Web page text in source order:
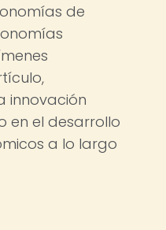
de
innovación
en el desarrollo
a lo largo